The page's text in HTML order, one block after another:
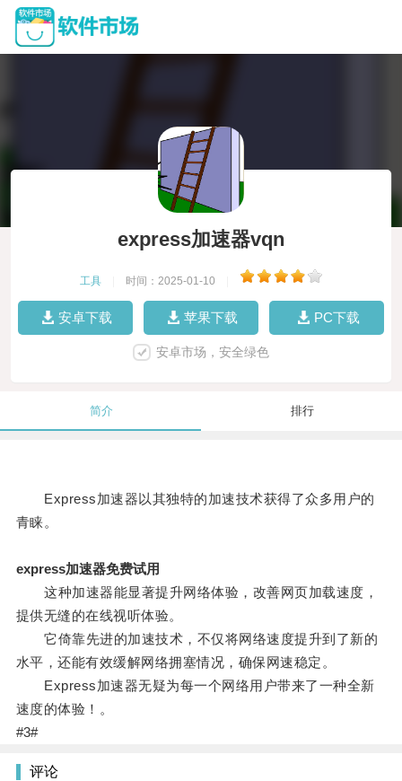
express加速器vqn
工具 时间：2025-01-10
安卓下载 苹果下载 PC下载
安卓市场，安全绿色
简介 排行
Express加速器以其独特的加速技术获得了众多用户的
青睐。
express加速器免费试用
这种加速器能显著提升网络体验，改善网页加载速度，
提供无缝的在线视听体验。
它倚靠先进的加速技术，不仅将网络速度提升到了新的
水平，还能有效缓解网络拥塞情况，确保网速稳定。
Express加速器无疑为每一个网络用户带来了一种全新
速度的体验！。
#3#
评论